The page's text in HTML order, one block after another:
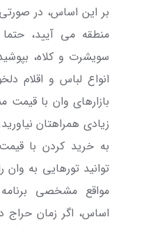
بر این اساس، در صورتی
منطقه می آیید،
سویشرت و کلاه،
انواع لباس و اقلام
بازارهای وان با قیمت
زیادی همراهتان
به خرید کردن با
توانید تورهایی به وان
مواقع مشخصی
اساس، اگر زمان حراج